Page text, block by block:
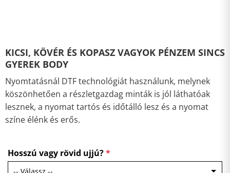
KICSI, KÖVÉR ÉS KOPASZ VAGYOK PÉNZEM SINCS
GYEREK BODY
Nyomtatásnál DTF technológiát használunk, melynek
köszönhetően a részletgazdag minták is jól láthatóak
lesznek, a nyomat tartós és időtálló lesz és a nyomat
színe élénk és erős.
Hosszú vagy rövid ujjú?*